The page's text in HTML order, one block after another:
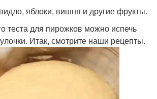
яблоки, вишня и другие фрукты.
теста для пирожков можно испечь
Итак, смотрите наши рецепты.